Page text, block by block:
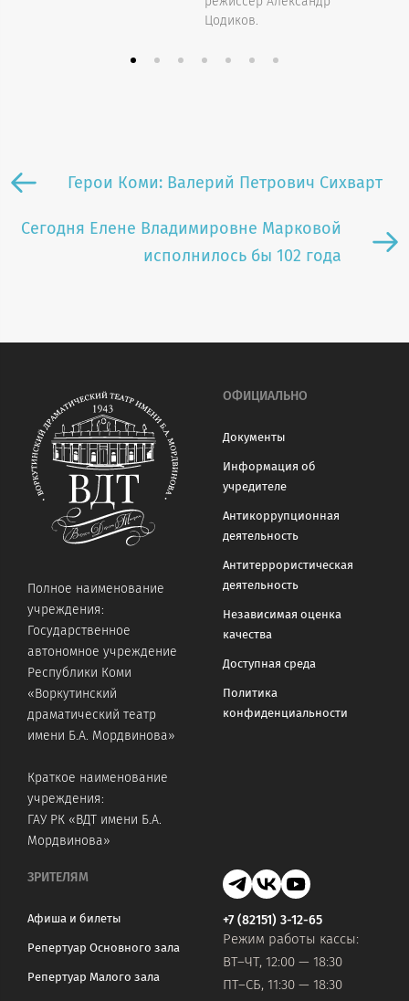
Цодиков.
Герои Коми: Валерий Петрович Сихварт
Сегодня Елене Владимировне Марковой
исполнилось бы 102 года
Полное наименование
учреждения:
Государственное
автономное учреждение
Республики Коми
«Воркутинский
драматический театр
имени Б.А. Мордвинова»
Краткое наименование
учреждения:
ГАУ РК «ВДТ имени Б.А.
Мордвинова»
ОФИЦИАЛЬНО
Документы
Информация об
учредителе
Антикоррупционная
деятельность
Антитеррористическая
деятельность
Независимая оценка
качества
Доступная среда
Политика
конфиденциальности
ЗРИТЕЛЯМ
Афиша и билеты
Репертуар Основного зала
Репертуар Малого зала
+7 (82151) 3-12-65
Режим работы кассы:
ВТ–ЧТ, 12:00 — 18:30
ПТ–СБ, 11:30 — 18:30